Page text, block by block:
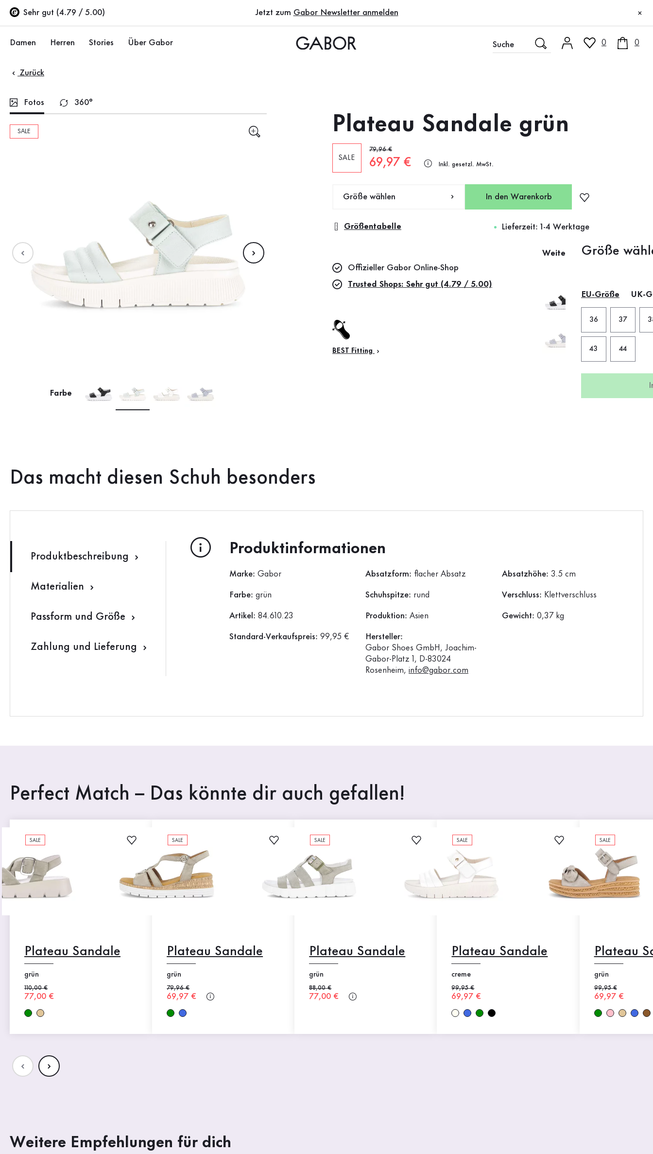
Zum Hauptinhalt
Zum Inhaltsverzeichnis
Zur Hauptnavigation
Sehr gut (4.79 / 5.00)
Jetzt zum Gabor Newsletter anmelden ×
Damen
Schuhe
Ballerinas
Sale %
Herren
Sneaker
Stories Über Gabor 0 0
Zurück
Fotos 360°
SALE
Farbe
Plateau Sandale grün
SALE
Alter Preis
79,96 €
Neuer Preis
69,97 € Inkl. gesetzl. MwSt.
Größe wählen In den Warenkorb
Größentabelle Lieferzeit: 1-4 Werktage
Weitere Farben
Größe
EU-Größe UK-
36 37
43 44
Offizieller Gabor Online-Shop
Trusted Shops: Sehr gut (4.79 / 5.00)
BEST Fitting
Das macht diesen Schuh besonders
Produktbeschreibung
Materialien
Passform und Größe
Zahlung und Lieferung
Produktinformationen
Marke: Gabor Absatzform: flacher Absatz Absatzhöhe: 3.5 cm
Farbe: grün Schuhspitze: rund Verschluss: Klettverschluss
Artikel: 84.610.23 Produktion: Asien Gewicht: 0,37 kg
Standard-Verkaufspreis: 99,95 €
Hersteller:
Gabor Shoes GmbH, Joachim-
Gabor-Platz 1, D-83024
Rosenheim, info@gabor.com
Perfect Match – Das könnte dir auch gefallen!
SALE
Plateau Sandale
grün
Alter Preis
110,00 €
Neuer Preis
77,00 €
SALE
Plateau Sandale
grün
Alter Preis
79,96 €
Neuer Preis
69,97 €
SALE
Plateau Sandale
grün
Alter Preis
88,00 €
Neuer Preis
77,00 €
SALE
Plateau Sandale
creme
Alter Preis
99,95 €
Neuer Preis
69,97 €
SALE
Plateau
grün
Alter Preis
99,95 €
Neuer Preis
69,97 €
Weitere Empfehlungen für dich